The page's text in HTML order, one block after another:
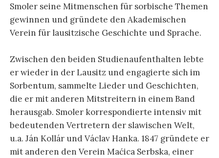
Smoler seine Mitmenschen für sorbische Themen
gewinnen und gründete den Akademischen
Verein für lausitzische Geschichte und Sprache.
Zwischen den beiden Studienaufenthalten lebte
er wieder in der Lausitz und engagierte sich im
Sorbentum, sammelte Lieder und Geschichten,
die er mit anderen Mitstreitern in einem Band
herausgab. Smoler korrespondierte intensiv mit
bedeutenden Vertretern der slawischen Welt,
u.a. Ján Kollár und Václav Hanka. 1847 gründete er
mit anderen den Verein Maćica Serbska, einer